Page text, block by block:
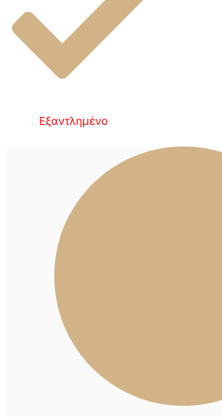
Εξαντλημένο